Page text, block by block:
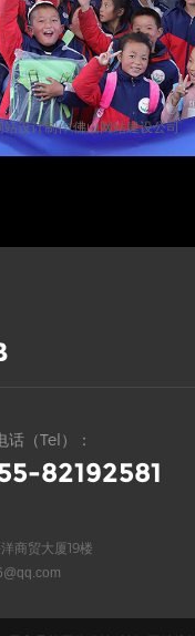
设计制作,佛山网站建设公司
话（Tel）：
82192581
商贸大厦19楼